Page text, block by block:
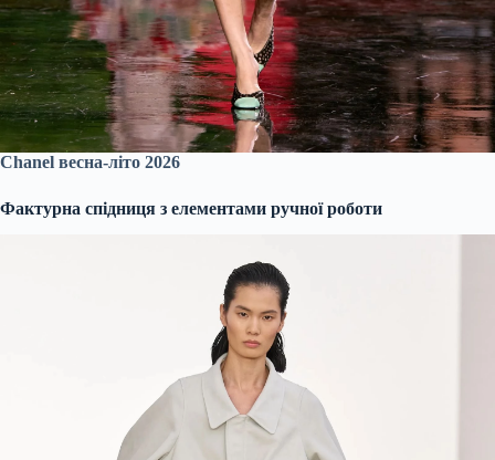
Chanel весна-літо 2026
Фактурна спідниця з елементами ручної роботи